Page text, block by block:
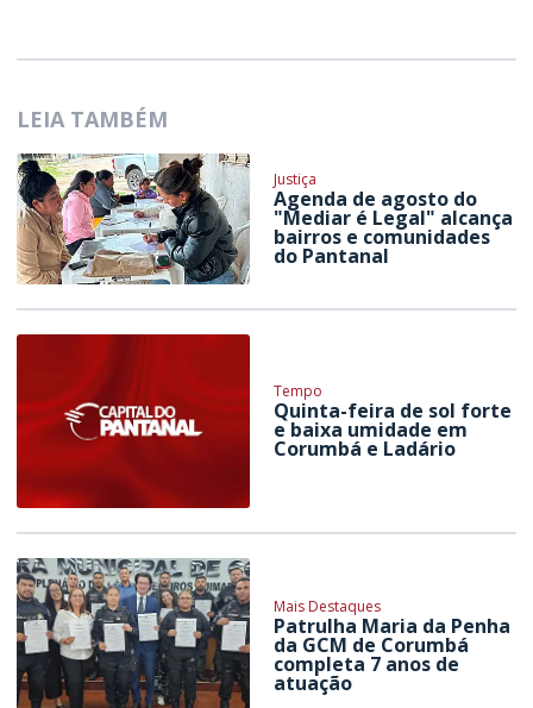
LEIA TAMBÉM
Justiça
Agenda de agosto do
"Mediar é Legal" alcança
bairros e comunidades
do Pantanal
Tempo
Quinta-feira de sol forte
e baixa umidade em
Corumbá e Ladário
Mais Destaques
Patrulha Maria da Penha
da GCM de Corumbá
completa 7 anos de
atuação